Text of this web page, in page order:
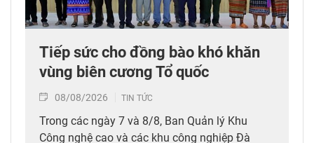
Tiếp sức cho đồng bào khó khăn
vùng biên cương Tổ quốc
08/08/2026 TIN TỨC
Trong các ngày 7 và 8/8, Ban Quản lý Khu
Công nghệ cao và các khu công nghiệp Đà